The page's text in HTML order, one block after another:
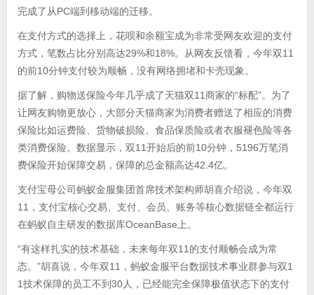
完成了从PC端到移动端的迁移。
在支付方式的选择上，花呗和余额宝成为非常受网友欢迎的支付
方式，笔数占比分别高达29%和18%。从网友反馈看，今年双11
的前10分钟支付较为顺畅，没有网络拥堵和卡壳现象。
据了解，购物送保险今年几乎成了天猫双11商家的“标配”。为了
让网友购物更放心，大部分天猫商家为消费者赠送了相应的消费
保险比如运费险、货物破损险、食品保质险或者衣服褪色险等各
类消费保险。数据显示，双11开始后的前10分钟，5196万笔消
费保险开始保障交易，保障的总金额高达42.4亿。
支付宝母公司蚂蚁金服集团首席技术架构师胡喜介绍说，今年双
11，支付宝核心交易、支付、会员、账务等核心数据链全都运行
在蚂蚁自主研发的数据库OceanBase上。
“有这样扎实的技术基础，未来每年双11的支付顺畅会成为常
态。”胡喜说，今年双11，蚂蚁金服平台数据技术事业群参与双1
1技术保障的员工不到30人，已经能完全保障极值状态下的支付